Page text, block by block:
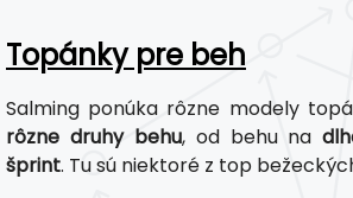
Topánky pre beh
Salming ponúka rôzne modely
rôzne druhy behu, od behu na
šprint. Tu sú niektoré z top